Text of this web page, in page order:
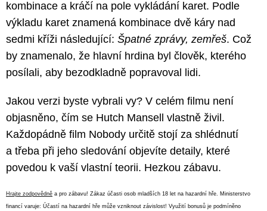
kombinace a kráčí na pole vykládání karet. Podle
výkladu karet znamená kombinace dvě káry nad
sedmi kříži následující: Špatné zprávy, zemřeš. Což
by znamenalo, že hlavní hrdina byl člověk, kterého
posílali, aby bezodkladně popravoval lidi.
Jakou verzi byste vybrali vy? V celém filmu není
objasněno, čím se Hutch Mansell vlastně živil.
Každopádně film Nobody určitě stojí za shlédnutí
a třeba při jeho sledování objevíte detaily, které
povedou k vaší vlastní teorii. Hezkou zábavu.
Hrajte zodpovědně a pro zábavu! Zákaz účasti osob mladších 18 let na hazardní hře. Ministerstvo
financí varuje: Účastí na hazardní hře může vzniknout závislost! Využití bonusů je podmíněno